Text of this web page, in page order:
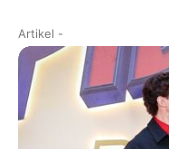
Artikel -